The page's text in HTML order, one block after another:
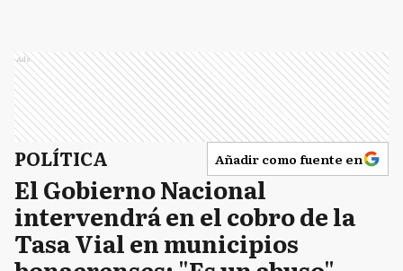
Ads
POLÍTICA Añadir como fuente en
El Gobierno Nacional
intervendrá en el cobro de la
Tasa Vial en municipios